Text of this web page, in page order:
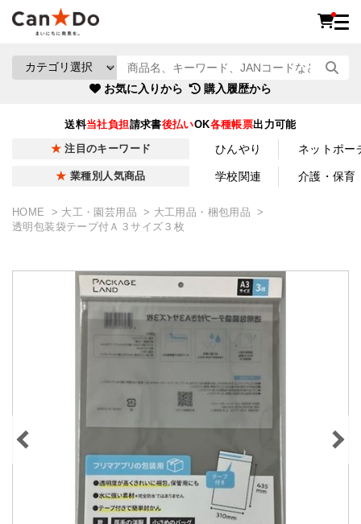
お気に入りから 購入履歴から
送料当社負担請求書後払いOK各種帳票出力可能
注目のキーワード ひんやり ネットポー
業種別人気商品 学校関連 介護・保育
HOME 大工・園芸用品
大工用品・梱包用品
透明包装袋テープ付Ａ３サイズ３枚